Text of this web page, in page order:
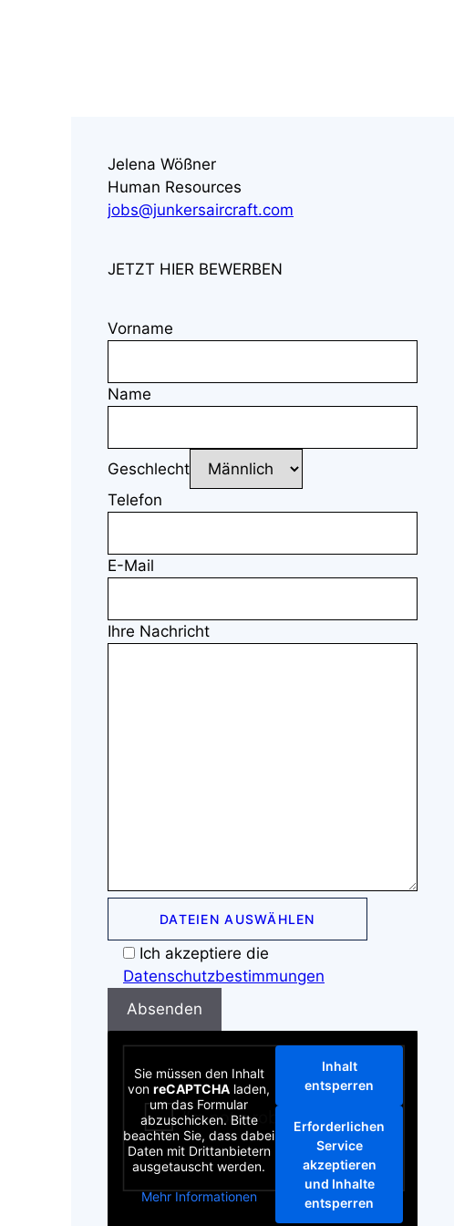
Jelena Wößner
Human Resources
jobs@junkersaircraft.com
JETZT HIER BEWERBEN
Vorname
Name
Geschlecht
Telefon
E-Mail
Ihre Nachricht
DATEIEN AUSWÄHLEN
Ich akzeptiere die
Datenschutzbestimmungen
Sie müssen den Inhalt
von reCAPTCHA laden,
um das Formular
abzuschicken. Bitte
beachten Sie, dass dabei
Daten mit Drittanbietern
ausgetauscht werden.
Mehr Informationen
Inhalt
entsperren
Erforderlichen
Service
akzeptieren
und Inhalte
entsperren